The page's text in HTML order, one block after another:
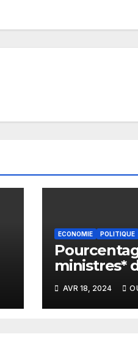
ECONOMIE POLITIQUE
ministres*
plus bas
AVR 18, 2024